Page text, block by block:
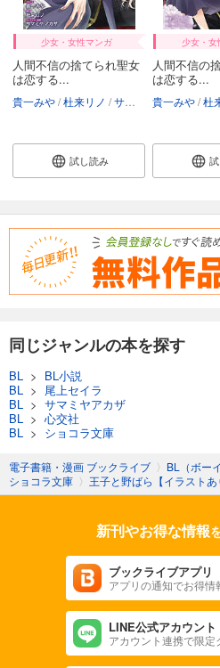
少女・女性マンガ
人間不信の捨てられ聖女
は恋する...
貴一みや 杜来リノ サマミヤアカザ
試し読み
少女・
人間不信の
は恋する...
貴一みや 杜
同じジャンルの本を探す
BL > BL小説
BL > 尾上セイラ
BL > サマミヤアカザ
BL > 心交社
BL > ショコラ文庫
電子書籍・漫画 ブックライブ 〉 BL（ボー
ショコラ文庫 〉 王子と野ばら【イラストあ
新刊やお得な情報
ブックライブアプリ
アプリの通知でお得情
LINE公式アカウント
アカウント連携で限定